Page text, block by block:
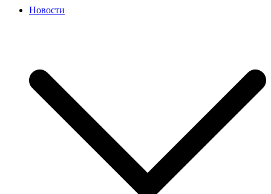
Новости